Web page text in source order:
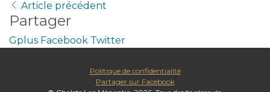
Article précédent
Partager
Gplus Facebook Twitter
Politique de confidentialité
Partager sur Facebook